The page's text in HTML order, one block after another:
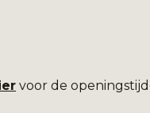
voor de